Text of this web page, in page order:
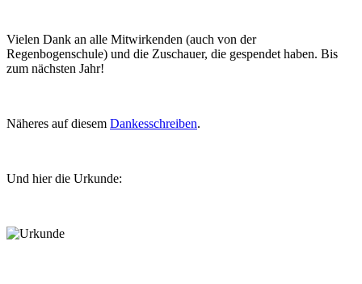
Vielen Dank an alle Mitwirkenden (auch von der
Regenbogenschule) und die Zuschauer, die gespendet haben. Bis
zum nächsten Jahr!
Näheres auf diesem Dankesschreiben.
Und hier die Urkunde: